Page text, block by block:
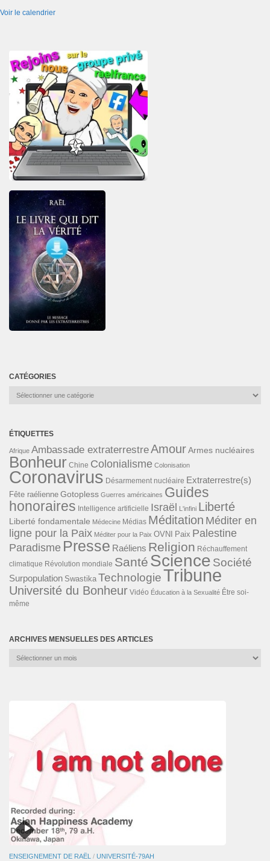
Voir le calendrier
CATÉGORIES
Catégories
ÉTIQUETTES
Afrique Ambassade extraterrestreAmourArmes nucléaires
Bonheur Chine Colonialisme Colonisation
Coronavirus Désarmement nucléaire Extraterrestre(s)
Fête raélienne Gotopless Guerres américaines Guides
honoraires Intelligence artificielle Israël L'infini Liberté
Liberté fondamentale Médecine Médias Méditation Méditer en
ligne pour la Paix Méditer pour la Paix OVNI Paix Palestine
Paradisme Presse Raéliens Religion Réchauffement
climatique Révolution mondiale Santé Science Société
Surpopulation Swastika TechnologieTribune
Université du Bonheur Vidéo Éducation à la Sexualité Être soi-
même
ARCHIVES MENSUELLES DES ARTICLES
Archives
ENSEIGNEMENT DE RAËL / UNIVERSITÉ-79AH